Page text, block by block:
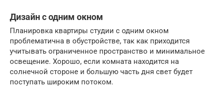
Дизайн с одним окном
Планировка квартиры студии с одним окном
проблематична в обустройстве, так как приходится
учитывать ограниченное пространство и минимальное
освещение. Хорошо, если комната находится на
солнечной стороне и большую часть дня свет будет
поступать широким потоком.